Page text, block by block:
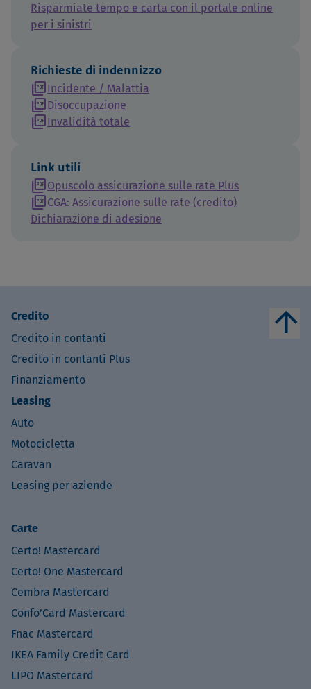
Risparmiate tempo e carta con il portale online
per i sinistri
Richieste di indennizzo
picture_as_pdfIncidente / Malattia
picture_as_pdfDisoccupazione
picture_as_pdfInvalidità totale
Link utili
picture_as_pdfOpuscolo assicurazione sulle rate Plus
picture_as_pdfCGA: Assicurazione sulle rate (credito)
Dichiarazione di adesione
Credito
Credito in contanti
Credito in contanti Plus
Finanziamento
Leasing
Auto
Motocicletta
Caravan
Leasing per aziende
Carte
Certo! Mastercard
Certo! One Mastercard
Cembra Mastercard
Confo’Card Mastercard
Fnac Mastercard
IKEA Family Credit Card
LIPO Mastercard
arrow_upward